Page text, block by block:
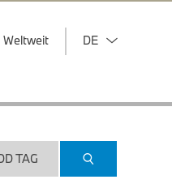
Weltweit DE
TAG